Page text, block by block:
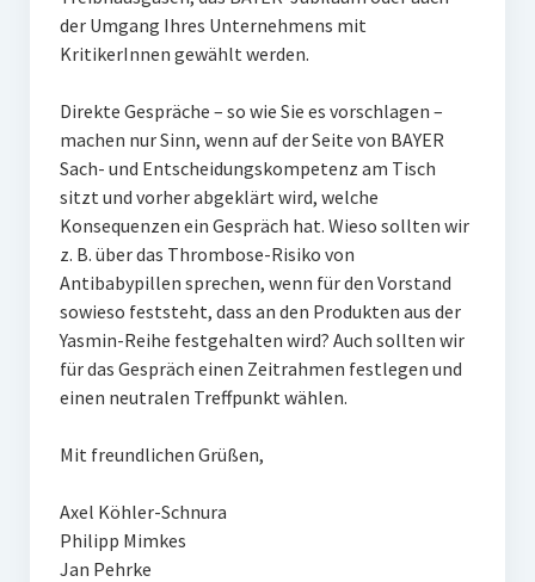
der Umgang Ihres Unternehmens mit
KritikerInnen gewählt werden.
Direkte Gespräche – so wie Sie es vorschlagen –
machen nur Sinn, wenn auf der Seite von BAYER
Sach- und Entscheidungskompetenz am Tisch
sitzt und vorher abgeklärt wird, welche
Konsequenzen ein Gespräch hat. Wieso sollten wir
z. B. über das Thrombose-Risiko von
Antibabypillen sprechen, wenn für den Vorstand
sowieso feststeht, dass an den Produkten aus der
Yasmin-Reihe festgehalten wird? Auch sollten wir
für das Gespräch einen Zeitrahmen festlegen und
einen neutralen Treffpunkt wählen.
Mit freundlichen Grüßen,
Axel Köhler-Schnura
Philipp Mimkes
Jan Pehrke